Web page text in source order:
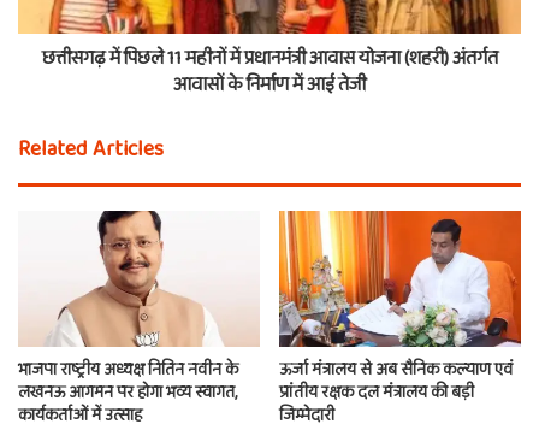
छत्तीसगढ़ में पिछले 11 महीनों में प्रधानमंत्री आवास योजना (शहरी) अंतर्गत
आवासों के निर्माण में आई तेजी
Related Articles
भाजपा राष्ट्रीय अध्यक्ष नितिन नवीन के
लखनऊ आगमन पर होगा भव्य स्वागत,
कार्यकर्ताओं में उत्साह
ऊर्जा मंत्रालय से अब सैनिक कल्याण एवं
प्रांतीय रक्षक दल मंत्रालय की बड़ी
जिम्मेदारी